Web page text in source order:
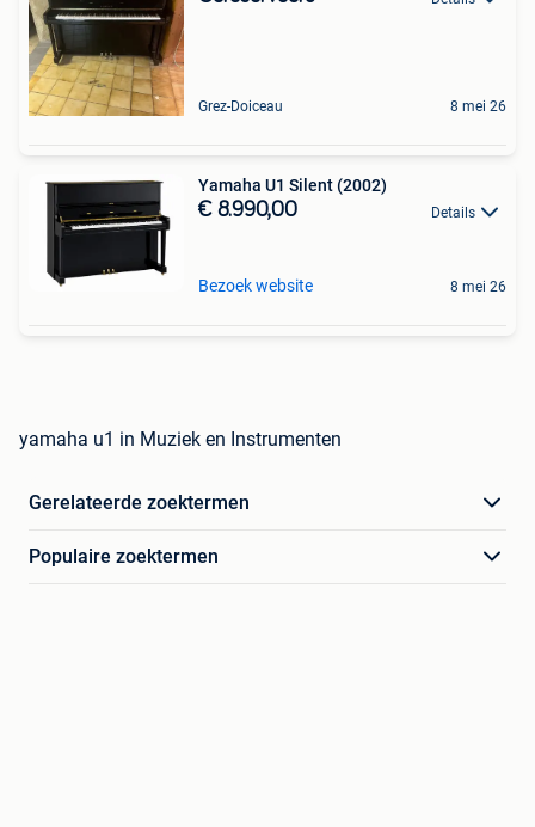
Grez-Doiceau 8 mei 26
Yamaha U1 Silent (2002)
€ 8.990,00 Details
Bezoek website 8 mei 26
yamaha u1 in Muziek en Instrumenten
Gerelateerde zoektermen
Populaire zoektermen